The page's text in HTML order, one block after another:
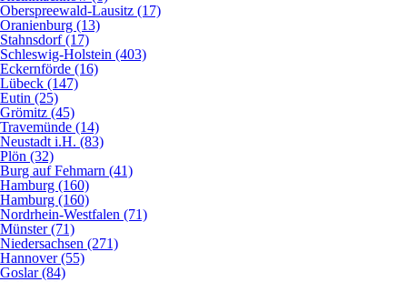
Oberspreewald-Lausitz (17)
Oranienburg (13)
Stahnsdorf (17)
Schleswig-Holstein (403)
Eckernförde (16)
Lübeck (147)
Eutin (25)
Grömitz (45)
Travemünde (14)
Neustadt i.H. (83)
Plön (32)
Burg auf Fehmarn (41)
Hamburg (160)
Hamburg (160)
Nordrhein-Westfalen (71)
Münster (71)
Niedersachsen (271)
Hannover (55)
Goslar (84)